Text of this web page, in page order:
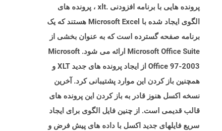
پرونده هایی با برنامه افزودنی .xlt ، پرونده های
الگوی ایجاد شده با Microsoft Excel هستند که یک
برنامه صفحه گسترده است که به عنوان بخشی از
Microsoft Office Suite ارائه می شود. Microsoft
Office 97-2003 از ایجاد پرونده های جدید XLT و
همچنین باز کردن این موارد پشتیبانی کرد. آخرین
نسخه اکسل هنوز قادر به باز کردن این پرونده های
قالب قدیمی است. از چنین فایل الگوی برای ایجاد
سریع فایلهای جدید اکسل با داده های پیش فرض و